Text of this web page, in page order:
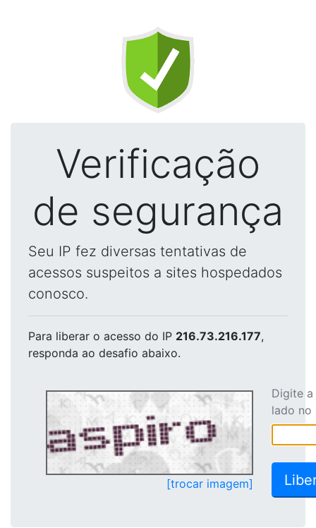
Verificação
de segurança
Seu IP fez diversas tentativas de
acessos suspeitos a sites hospedados
conosco.
Para liberar o acesso do IP 216.73.216.177,
responda ao desafio abaixo.
[trocar imagem]
Digite
lado no